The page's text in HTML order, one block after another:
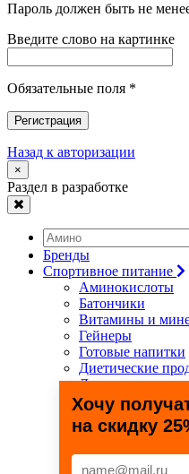
Пароль должен быть не
Введите слово на картинке
Обязательные поля *
Регистрация
Назад к авторизации
×
Раздел в разработке
Бренды
Спортивное питание
Аминокислоты
Батончики
Витамины и
Гейнеры
Готовые напитки
Диетические
Для связок и
Жиросжигатели
Здоровье и
Креатин
Специальные
Хочу
на скидку